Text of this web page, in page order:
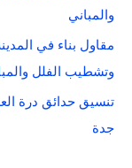
والمباني
مقاول بناء في
وتشطيب الفلل
تنسيق حدائق درة
جدة